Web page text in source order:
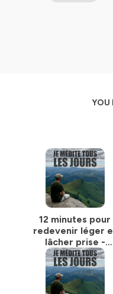
YOU
12 minutes pour
redevenir léger
lâcher prise -
Méditation guidée